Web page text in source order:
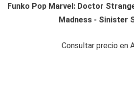
Funko Pop Marvel: Doctor
Madness - Sinister
Consultar precio en